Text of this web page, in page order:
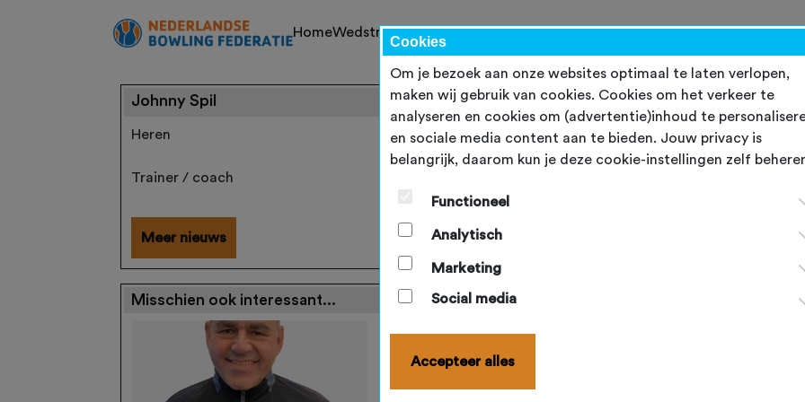
HomeWedstrijdkalenderNBF-evenementenOndersteuningTopsportWord lid
Johnny Spil
Heren
Trainer / coach
Meer nieuws
Misschien ook interessant...
Cookies
Om je bezoek aan onze websites optimaal te laten verlopen,
maken wij gebruik van cookies. Cookies om het verkeer te
analyseren en cookies om (advertentie)inhoud te
en sociale media content aan te bieden. Jouw privacy is
belangrijk, daarom kun je deze cookie-instellingen zelf
Functioneel
Analytisch
Marketing
Social media
Accepteer alles